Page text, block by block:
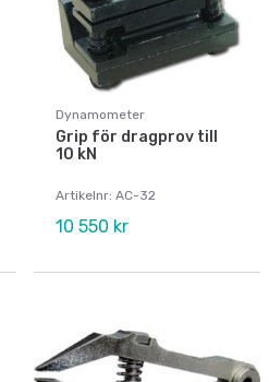
Dynamometer
Grip för dragprov till
10 kN
Artikelnr: AC-32
10 550 kr